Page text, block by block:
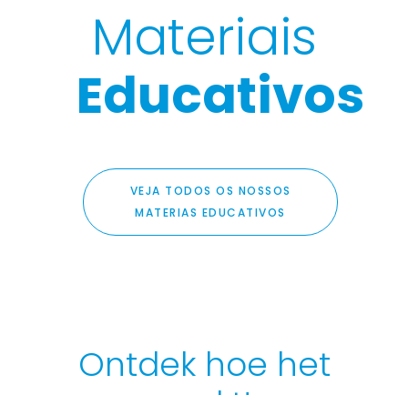
Materiais
Educativos
VEJA TODOS OS NOSSOS
MATERIAS EDUCATIVOS
Ontdek hoe het